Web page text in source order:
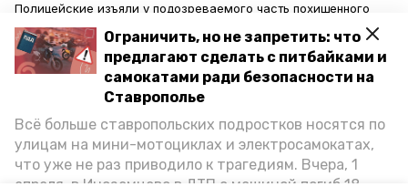
Ограничить, но не запретить: что
предлагают сделать с питбайками и
самокатами ради безопасности на
Ставрополье
Всё больше ставропольских подростков носятся по
улицам на мини-мотоциклах и электросамокатах,
что уже не раз приводило к трагедиям. Вчера, 1
Полицейские изъяли у подозреваемого часть похищенного
имущества. После следственных действий их вернут законной
владелице. По факту кражи возбуждено уголовное дело,
сообщали в ГУ МВД России по Ставропольскому краю.
Ранее другой мужчинаукрализ дома жительницы
Кочубеевского района телефоны. Гаджеты он планировал
продать и заработать денег.